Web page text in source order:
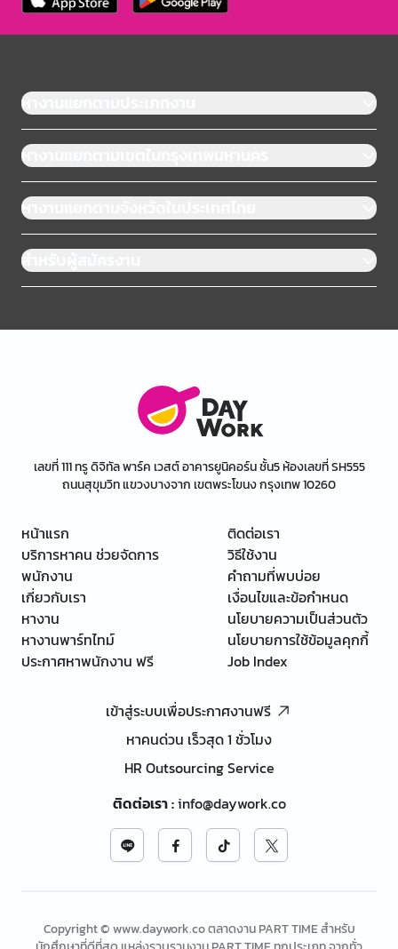
หางานแยกตามประเภทงาน
หางานแยกตามเขตในกรุงเทพมหานคร
หางานแยกตามจังหวัดในประเทศไทย
สำหรับผู้สมัครงาน
เลขที่ 111 ทรู ดิจิทัล พาร์ค เวสต์ อาคารยูนิคอร์น ชั้น5 ห้องเลขที่ SH555
ถนนสุขุมวิท แขวงบางจาก เขตพระโขนง กรุงเทพ 10260
หน้าแรก
บริการหาคน ช่วยจัดการ
พนักงาน
เกี่ยวกับเรา
หางาน
หางานพาร์ทไทม์
ประกาศหาพนักงาน ฟรี
ติดต่อเรา
วิธีใช้งาน
คำถามที่พบบ่อย
เงื่อนไขและข้อกำหนด
นโยบายความเป็นส่วนตัว
นโยบายการใช้ข้อมูลคุกกี้
Job Index
เข้าสู่ระบบเพื่อประกาศงานฟรี
หาคนด่วน เร็วสุด 1 ชั่วโมง
HR Outsourcing Service
ติดต่อเรา:info@daywork.co
Copyright © www.daywork.co ตลาดงาน PART TIME สำหรับ